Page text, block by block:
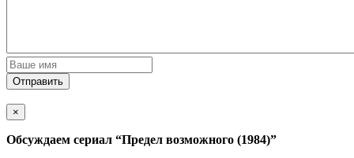
Отправить
×
Обсуждаем cериал “Предел возможного (1984)”